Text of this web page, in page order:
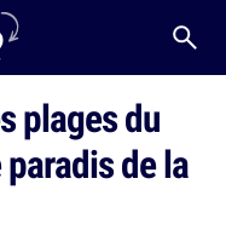
plages du
de la